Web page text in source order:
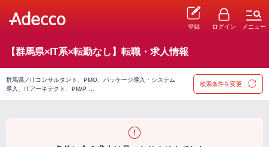
登録 ログイン メニュー
【群馬県×IT系×転勤なし】転職・求人情報
群馬県／ITコンサルタント、PMO、パッケージ導入・システム
導入、ITアーキテクト、PM/P …
検索条件を変更